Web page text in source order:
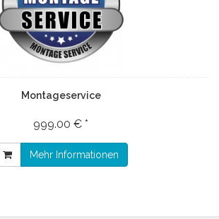
Montageservice
999.00 € *
Mehr Informationen